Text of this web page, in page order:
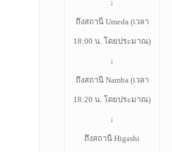
↓
ถึงสถานี Umeda (เวลา
18:00 น. โดยประมาณ)
↓
ถึงสถานี Namba (เวลา
18:20 น. โดยประมาณ)
↓
ถึงสถานี Higashi